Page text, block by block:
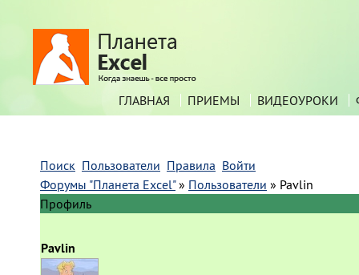
ГЛАВНАЯ ПРИЕМЫ ВИДЕОУРОКИ
Поиск Пользователи Правила Войти
Форумы "Планета Excel" » Пользователи » Pavlin
Профиль
Pavlin